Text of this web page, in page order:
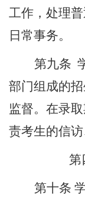
工作，处理
日常事务。
第九条
部门组成的
监督。在录
责考生的信访
第
第十条